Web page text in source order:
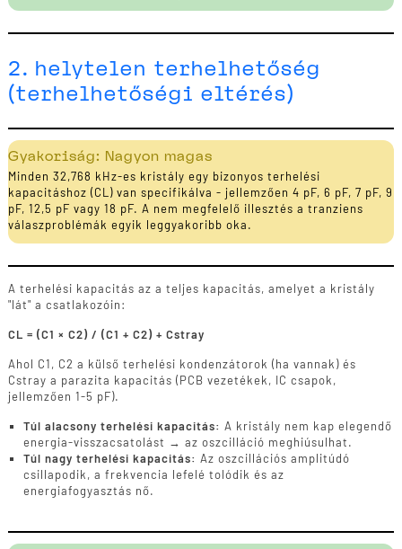
2. helytelen terhelhetőség
(terhelhetőségi eltérés)
Gyakoriság: Nagyon magas
Minden 32,768 kHz-es kristály egy bizonyos terhelési
kapacitáshoz (CL) van specifikálva - jellemzően 4 pF, 6 pF, 7 pF, 9
pF, 12,5 pF vagy 18 pF. A nem megfelelő illesztés a tranziens
válaszproblémák egyik leggyakoribb oka.
A terhelési kapacitás az a teljes kapacitás, amelyet a kristály
"lát" a csatlakozóin:
CL = (C1 × C2) / (C1 + C2) + Cstray
Ahol C1, C2 a külső terhelési kondenzátorok (ha vannak) és
Cstray a parazita kapacitás (PCB vezetékek, IC csapok,
jellemzően 1-5 pF).
Túl alacsony terhelési kapacitás: A kristály nem kap elegendő
energia-visszacsatolást → az oszcilláció meghiúsulhat.
Túl nagy terhelési kapacitás: Az oszcillációs amplitúdó
csillapodik, a frekvencia lefelé tolódik és az
energiafogyasztás nő.